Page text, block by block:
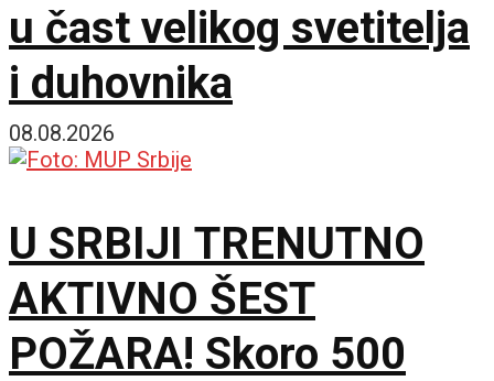
u čast velikog svetitelja
i duhovnika
08.08.2026
U SRBIJI TRENUTNO
AKTIVNO ŠEST
POŽARA! Skoro 500